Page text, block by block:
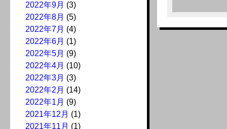
2022年9月 (3)
2022年8月 (5)
2022年7月 (4)
2022年6月 (1)
2022年5月 (9)
2022年4月 (10)
2022年3月 (3)
2022年2月 (14)
2022年1月 (9)
2021年12月 (1)
2021年11月 (1)